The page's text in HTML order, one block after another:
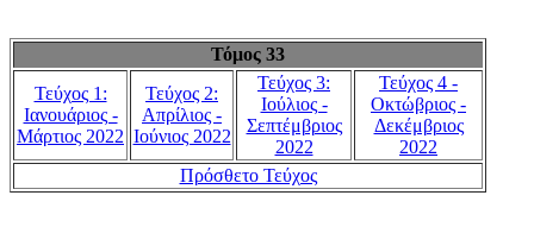
Τόμος 33
Τεύχος 1:
Ιανουάριος -
Μάρτιος 2022
Τεύχος 2:
Απρίλιος -
Ιούνιος 2022
Τεύχος 3:
Ιούλιος -
Σεπτέμβριος
2022
Τεύχος 4 -
Οκτώβριος -
Δεκέμβριος
2022
Πρόσθετο Τεύχος